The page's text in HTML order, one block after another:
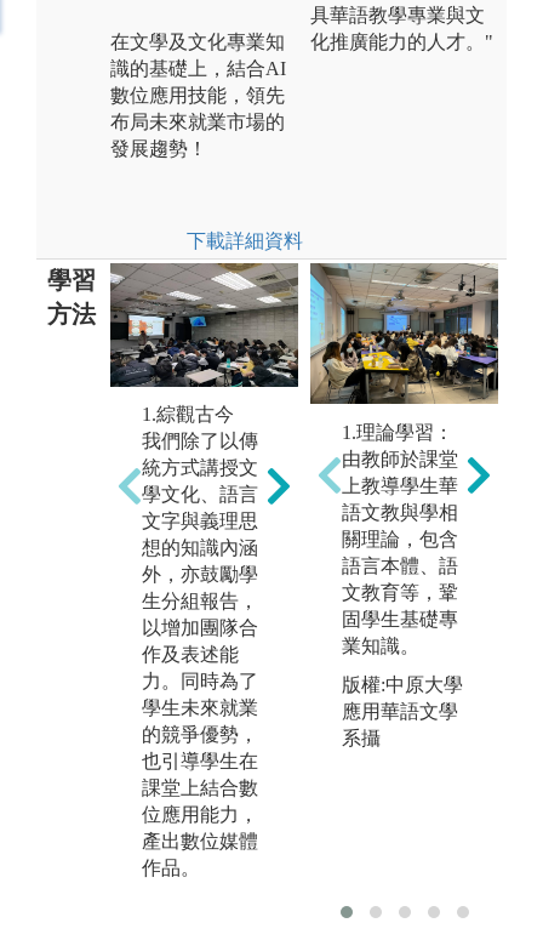
在文學及文化專業知
識的基礎上，結合AI
數位應用技能，領先
布局未來就業市場的
發展趨勢！
下載詳細資料
具華語教學專業與文
化推廣能力的人才。"
學習
方法
1.綜觀古今
我們除了以傳
統方式講授文
學文化、語言
文字與義理思
想的知識內涵
外，亦鼓勵學
生分組報告，
以增加團隊合
作及表述能
力。同時為了
學生未來就業
的競爭優勢，
也引導學生在
課堂上結合數
位應用能力，
產出數位媒體
作品。
從10年前，我
們即有「畢業
製作」課程，
內容是在文學
與文化的專業
知識上，結合
數位應用技
術，呈顯學生
的學習成果。
這樣的「做中
學」，可以讓
學生們從構想
1.理論學習：
由教師於課堂
上教導學生華
語文教與學相
關理論，包含
語言本體、語
文教育等，鞏
固學生基礎專
業知識。
版權:中原大學
應用華語文學
系攝